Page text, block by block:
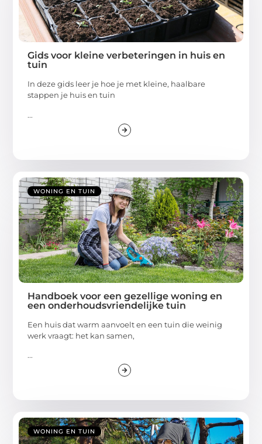
Gids voor kleine verbeteringen in huis en
tuin
In deze gids leer je hoe je met kleine, haalbare
stappen je huis en tuin
...
WONING EN TUIN
Handboek voor een gezellige woning en
een onderhoudsvriendelijke tuin
Een huis dat warm aanvoelt en een tuin die weinig
werk vraagt: het kan samen,
...
WONING EN TUIN